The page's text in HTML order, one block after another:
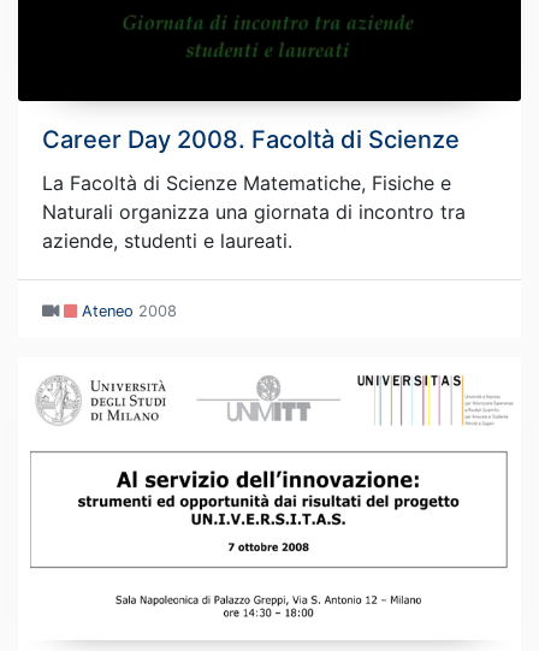
Career Day 2008. Facoltà di Scienze
La Facoltà di Scienze Matematiche, Fisiche e
Naturali organizza una giornata di incontro tra
aziende, studenti e laureati.
Ateneo 2008